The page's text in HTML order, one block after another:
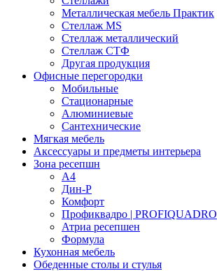
Металлическая мебель Практик
Стеллаж MS
Стеллаж металлический
Стеллаж СТФ
Другая продукция
Офисные перегородки
Мобильные
Стационарные
Алюминиевые
Сантехнические
Мягкая мебель
Аксессуары и предметы интерьера
Зона ресепшн
А4
Дин-Р
Комфорт
Профиквадро | PROFIQUADRO
Атриа ресепшен
Формула
Кухонная мебель
Обеденные столы и стулья